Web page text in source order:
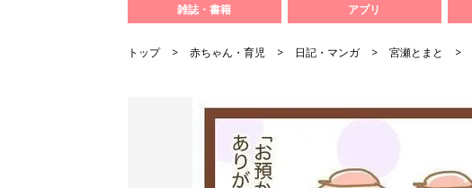
雑誌・書籍 アプリ
トップ 赤ちゃん・育児 日記・マンガ 宮瀬とまと